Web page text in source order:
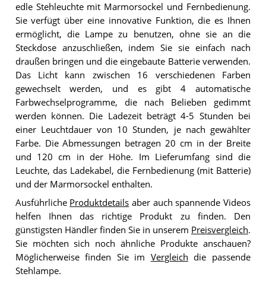
edle Stehleuchte mit Marmorsockel und Fernbedienung.
Sie verfügt über eine innovative Funktion, die es Ihnen
ermöglicht, die Lampe zu benutzen, ohne sie an die
Steckdose anzuschließen, indem Sie sie einfach nach
draußen bringen und die eingebaute Batterie verwenden.
Das Licht kann zwischen 16 verschiedenen Farben
gewechselt werden, und es gibt 4 automatische
Farbwechselprogramme, die nach Belieben gedimmt
werden können. Die Ladezeit beträgt 4-5 Stunden bei
einer Leuchtdauer von 10 Stunden, je nach gewählter
Farbe. Die Abmessungen betragen 20 cm in der Breite
und 120 cm in der Höhe. Im Lieferumfang sind die
Leuchte, das Ladekabel, die Fernbedienung (mit Batterie)
und der Marmorsockel enthalten.
Ausführliche Produktdetails aber auch spannende Videos
helfen Ihnen das richtige Produkt zu finden. Den
günstigsten Händler finden Sie in unserem Preisvergleich.
Sie möchten sich noch ähnliche Produkte anschauen?
Möglicherweise finden Sie im Vergleich die passende
Stehlampe.